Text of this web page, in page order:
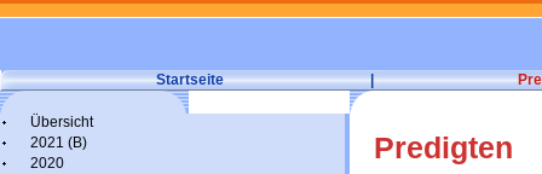
Startseite |
Übersicht
2021 (B)
2020
Predigten